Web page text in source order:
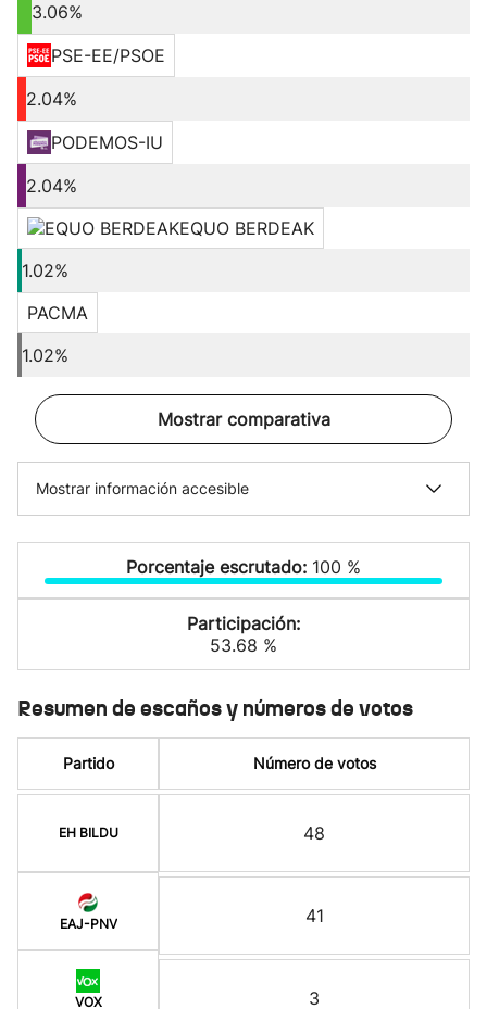
3.06%
PSE-EE/PSOE
2.04%
PODEMOS-IU
2.04%
EQUO BERDEAK
1.02%
PACMA
1.02%
Mostrar comparativa
Mostrar información accesible
Porcentaje escrutado: 100 %
Participación:
53.68 %
Resumen de escaños y números de votos
Partido
EH BILDU
EAJ-PNV
VOX
Número de votos
48
41
3